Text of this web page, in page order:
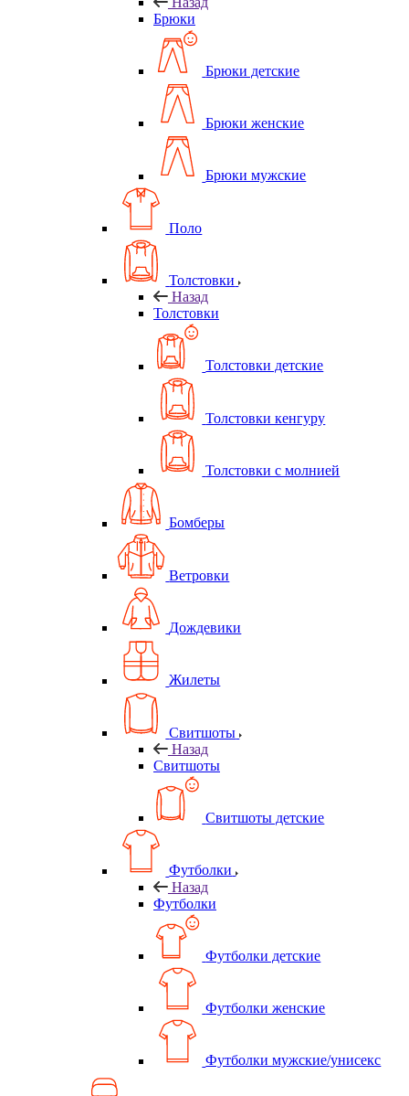
Брюки
Брюки детские
Брюки женские
Брюки мужские
Поло
Толстовки
Назад
Толстовки
Толстовки детские
Толстовки кенгуру
Толстовки с молнией
Бомберы
Ветровки
Дождевики
Жилеты
Свитшоты
Назад
Свитшоты
Свитшоты детские
Футболки
Назад
Футболки
Футболки детские
Футболки женские
Футболки мужские/унисекс